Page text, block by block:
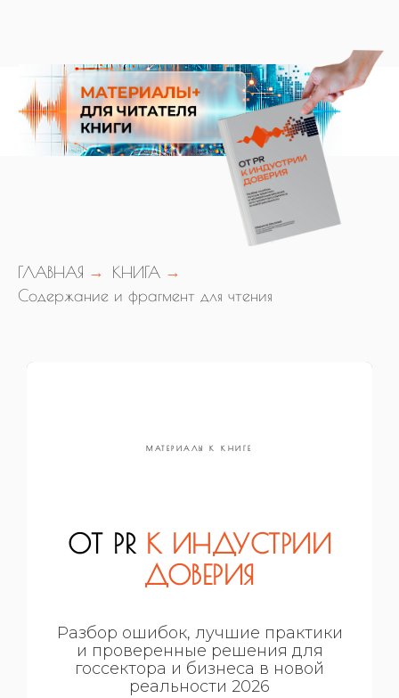
ГЛАВНАЯ → КНИГА →
Содержание и фрагмент для чтения
МАТЕРИАЛЫ К КНИГЕ
ОТ PR К ИНДУСТРИИ
ДОВЕРИЯ
Разбор ошибок, лучшие практики
и проверенные решения для
госсектора и бизнеса в новой
реальности 2026